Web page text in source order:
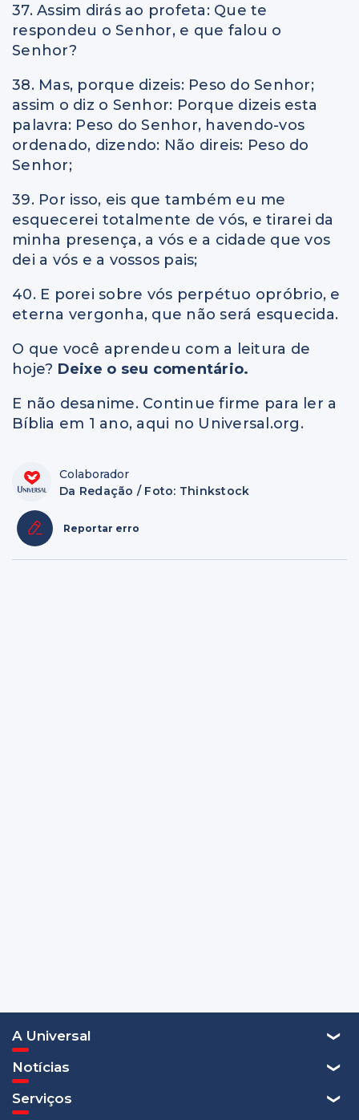
37. Assim dirás ao profeta: Que te
respondeu o Senhor, e que falou o
Senhor?
38. Mas, porque dizeis: Peso do Senhor;
assim o diz o Senhor: Porque dizeis esta
palavra: Peso do Senhor, havendo-vos
ordenado, dizendo: Não direis: Peso do
Senhor;
39. Por isso, eis que também eu me
esquecerei totalmente de vós, e tirarei da
minha presença, a vós e a cidade que vos
dei a vós e a vossos pais;
40. E porei sobre vós perpétuo opróbrio, e
eterna vergonha, que não será esquecida.
O que você aprendeu com a leitura de
hoje? Deixe o seu comentário.
E não desanime. Continue firme para ler a
Bíblia em 1 ano, aqui no Universal.org.
Colaborador
Da Redação / Foto: Thinkstock
Reportar erro
A Universal
Notícias
Serviços